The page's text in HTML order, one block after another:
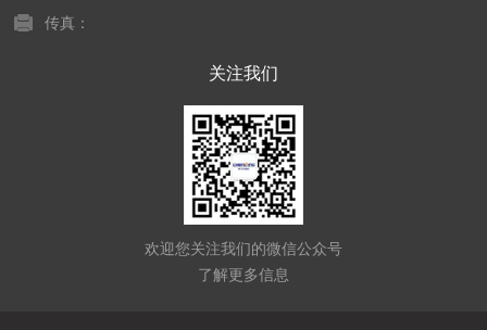
传真：
关注我们
欢迎您关注我们的微信公众号
了解更多信息